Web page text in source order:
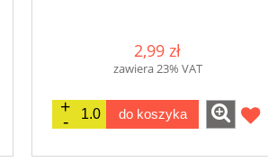
2,99 zł
zawiera 23% VAT
do koszyka